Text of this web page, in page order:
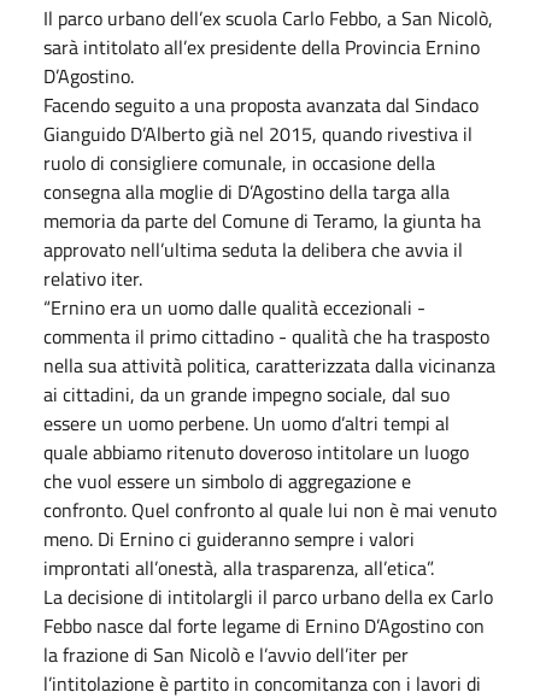
Il parco urbano dell’ex scuola Carlo Febbo, a San Nicolò,
sarà intitolato all’ex presidente della Provincia Ernino
D’Agostino.
Facendo seguito a una proposta avanzata dal Sindaco
Gianguido D’Alberto già nel 2015, quando rivestiva il
ruolo di consigliere comunale, in occasione della
consegna alla moglie di D’Agostino della targa alla
memoria da parte del Comune di Teramo, la giunta ha
approvato nell’ultima seduta la delibera che avvia il
relativo iter.
“Ernino era un uomo dalle qualità eccezionali -
commenta il primo cittadino - qualità che ha trasposto
nella sua attività politica, caratterizzata dalla vicinanza
ai cittadini, da un grande impegno sociale, dal suo
essere un uomo perbene. Un uomo d’altri tempi al
quale abbiamo ritenuto doveroso intitolare un luogo
che vuol essere un simbolo di aggregazione e
confronto. Quel confronto al quale lui non è mai venuto
meno. Di Ernino ci guideranno sempre i valori
improntati all’onestà, alla trasparenza, all’etica”.
La decisione di intitolargli il parco urbano della ex Carlo
Febbo nasce dal forte legame di Ernino D’Agostino con
la frazione di San Nicolò e l’avvio dell’iter per
l’intitolazione è partito in concomitanza con i lavori di